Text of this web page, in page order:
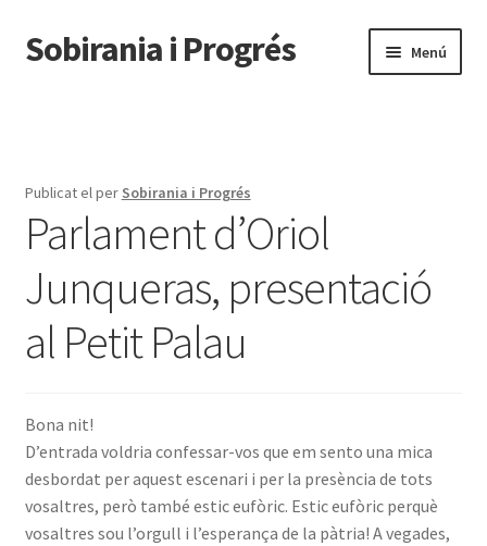
Salta
a
Vés
al
Sobirania i Progrés Menú
Progrés
Presentació Plataforma Sobirania i Progrés, parlament
d’Hèctor López Bofill
Presentació Plataforma Sobirania i Progrés, parlament de
Maria Mercè Roca
PROMOTORS DE LA PLATAFORMA
Publicat elper Sobirania i Progrés
Parlament d’Oriol
Junqueras, presentació
al Petit Palau
Bona nit!
D’entrada voldria confessar-vos que em sento una mica
desbordat per aquest escenari i per la presència de tots
vosaltres, però també estic eufòric. Estic eufòric perquè
vosaltres sou l’orgull i l’esperança de la pàtria! A vegades,